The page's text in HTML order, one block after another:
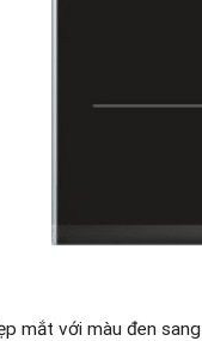
mắt với màu đen